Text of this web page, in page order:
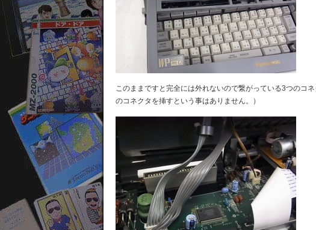
このままですと完全には外れないので繋がっている3つのコ
のコネクタを挿すという事はありません。）